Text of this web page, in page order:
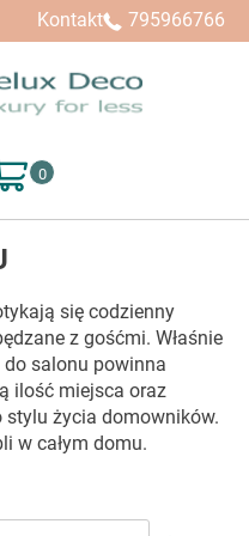
Kontakt 795966766
koszyk
się codzienny
z gośćmi. Właśnie
salonu powinna
ilość miejsca oraz
życia domowników.
w całym domu.
do salonu, które łączą
i możliwość